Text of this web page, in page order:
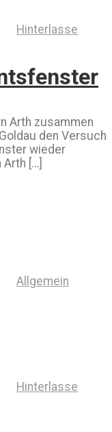
Hinterlasse
Arth zusammen
den Versuch
wieder
[…]
Allgemein
Hinterlasse